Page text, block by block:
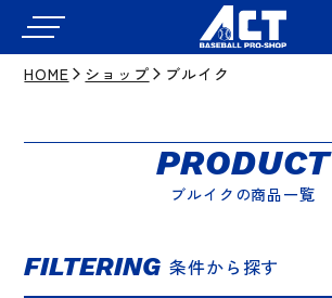
HOME ショップ ブルイク
ブルイクの商品一覧
PRODUCT
FILTERING 条件から探す